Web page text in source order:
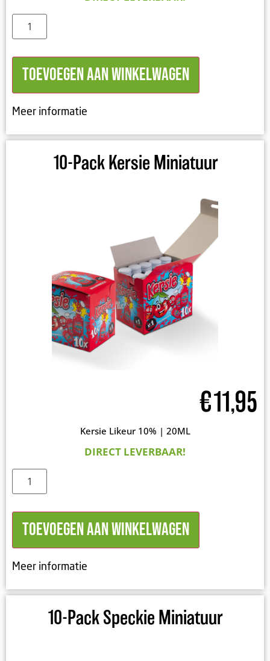
Toevoegen aan winkelwagen
Meer informatie
10-Pack Kersie Miniatuur
€11,95
Kersie Likeur 10% | 20ML
DIRECT LEVERBAAR!
Toevoegen aan winkelwagen
Meer informatie
10-Pack Speckie Miniatuur